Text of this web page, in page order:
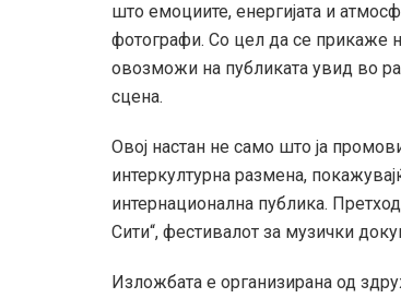
што емоциите, енергијата и
фотографи. Со цел да се прикаже
овозможи на публиката увид во
сцена.
Овој настан не само што ја
интеркултурна размена,
интернационална публика.
Сити“, фестивалот за музички
Изложбата е организирана од